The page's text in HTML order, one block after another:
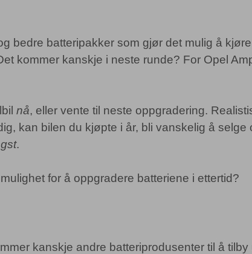
bedre batteripakker som gjør det mulig å
kommer kanskje i neste runde? For Opel
nå, eller vente til neste oppgradering.
kan bilen du kjøpte i år, bli vanskelig å selge
.
for å oppgradere batteriene i ettertid?
kanskje andre batteriprodusenter til å